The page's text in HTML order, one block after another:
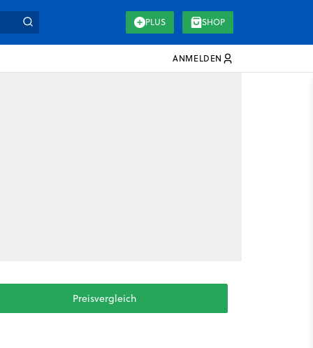
PLUS SHOP
ANMELDEN
Preisvergleich